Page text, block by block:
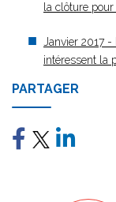
la clôture
Janvier 2017
intéressent la
PARTAGER